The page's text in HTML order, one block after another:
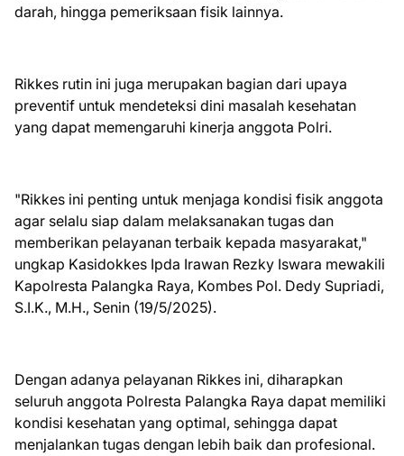
darah, hingga pemeriksaan fisik lainnya.
Rikkes rutin ini juga merupakan bagian dari upaya
preventif untuk mendeteksi dini masalah kesehatan
yang dapat memengaruhi kinerja anggota Polri.
"Rikkes ini penting untuk menjaga kondisi fisik anggota
agar selalu siap dalam melaksanakan tugas dan
memberikan pelayanan terbaik kepada masyarakat,"
ungkap Kasidokkes Ipda Irawan Rezky Iswara mewakili
Kapolresta Palangka Raya, Kombes Pol. Dedy Supriadi,
S.I.K., M.H., Senin (19/5/2025).
Dengan adanya pelayanan Rikkes ini, diharapkan
seluruh anggota Polresta Palangka Raya dapat memiliki
kondisi kesehatan yang optimal, sehingga dapat
menjalankan tugas dengan lebih baik dan profesional.